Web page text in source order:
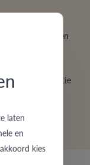
? Heb je een
een combinatie
te dragen.
laten
en
kies